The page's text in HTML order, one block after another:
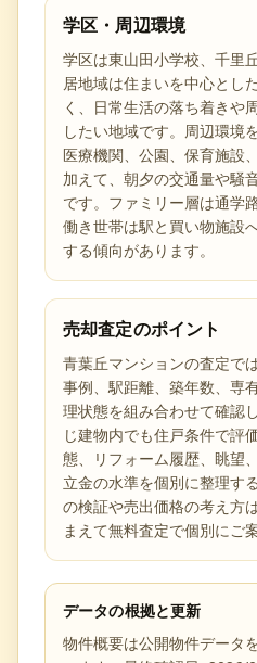
学区・周辺環境
学区は東山田小学校、千里
居地域は住まいを中心とし
く、日常生活の落ち着きや
したい地域です。周辺環境
医療機関、公園、保育施設
加えて、朝夕の交通量や騒
です。ファミリー層は通学
働き世帯は駅と買い物施設
する傾向があります。
売却査定のポイント
青葉丘マンションの査定で
事例、駅距離、築年数、専
理状態を組み合わせて確認
じ建物内でも住戸条件で評
態、リフォーム履歴、眺望
立金の水準を個別に整理す
の検証や売出価格の考え方
まえて無料査定で個別にご
データの根拠と更新
物件概要は公開物件データ